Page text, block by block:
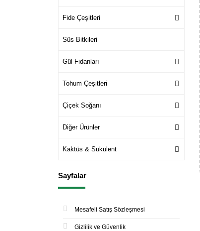
Fide Çeşitleri
Süs Bitkileri
Gül Fidanları
Tohum Çeşitleri
Çiçek Soğanı
Diğer Ürünler
Kaktüs & Sukulent
Sayfalar
Mesafeli Satış Sözleşmesi
Gizlilik ve Güvenlik